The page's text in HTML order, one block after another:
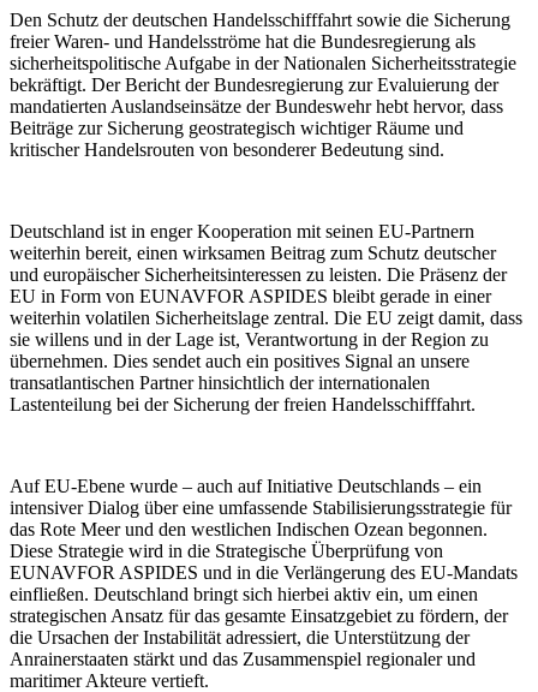
Den Schutz der deutschen Handelsschifffahrt sowie die Sicherung
freier Waren- und Handelsströme hat die Bundesregierung als
sicherheitspolitische Aufgabe in der Nationalen Sicherheitsstrategie
bekräftigt. Der Bericht der Bundesregierung zur Evaluierung der
mandatierten Auslandseinsätze der Bundeswehr hebt hervor, dass
Beiträge zur Sicherung geostrategisch wichtiger Räume und
kritischer Handelsrouten von besonderer Bedeutung sind.
Deutschland ist in enger Kooperation mit seinen EU-Partnern
weiterhin bereit, einen wirksamen Beitrag zum Schutz deutscher
und europäischer Sicherheitsinteressen zu leisten. Die Präsenz der
EU in Form von EUNAVFOR ASPIDES bleibt gerade in einer
weiterhin volatilen Sicherheitslage zentral. Die EU zeigt damit, dass
sie willens und in der Lage ist, Verantwortung in der Region zu
übernehmen. Dies sendet auch ein positives Signal an unsere
transatlantischen Partner hinsichtlich der internationalen
Lastenteilung bei der Sicherung der freien Handelsschifffahrt.
Auf EU-Ebene wurde – auch auf Initiative Deutschlands – ein
intensiver Dialog über eine umfassende Stabilisierungsstrategie für
das Rote Meer und den westlichen Indischen Ozean begonnen.
Diese Strategie wird in die Strategische Überprüfung von
EUNAVFOR ASPIDES und in die Verlängerung des EU-Mandats
einfließen. Deutschland bringt sich hierbei aktiv ein, um einen
strategischen Ansatz für das gesamte Einsatzgebiet zu fördern, der
die Ursachen der Instabilität adressiert, die Unterstützung der
Anrainerstaaten stärkt und das Zusammenspiel regionaler und
maritimer Akteure vertieft.